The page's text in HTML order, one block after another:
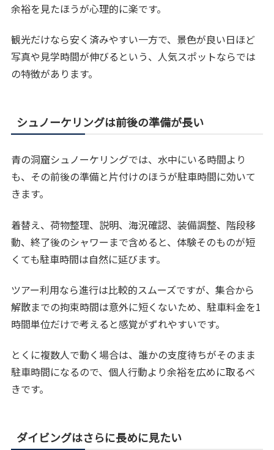
余裕を見たほうが心理的に楽です。
観光だけなら安く済みやすい一方で、景色が良い日ほど
写真や見学時間が伸びるという、人気スポットならでは
の特徴があります。
シュノーケリングは前後の準備が長い
青の洞窟シュノーケリングでは、水中にいる時間より
も、その前後の準備と片付けのほうが駐車時間に効いて
きます。
着替え、荷物整理、説明、海況確認、装備調整、階段移
動、終了後のシャワーまで含めると、体験そのものが短
くても駐車時間は自然に延びます。
ツアー利用なら進行は比較的スムーズですが、集合から
解散までの拘束時間は意外に短くないため、駐車料金を1
時間単位だけで考えると感覚がずれやすいです。
とくに複数人で動く場合は、誰かの支度待ちがそのまま
駐車時間になるので、個人行動より余裕を広めに取るべ
きです。
ダイビングはさらに長めに見たい